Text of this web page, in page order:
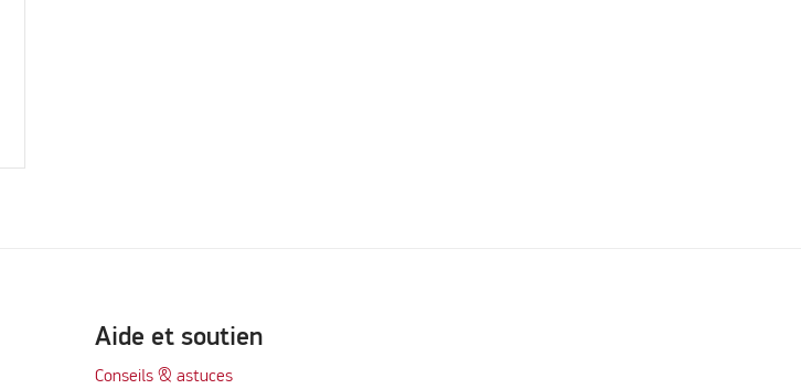
Aide et soutien
Conseils & astuces